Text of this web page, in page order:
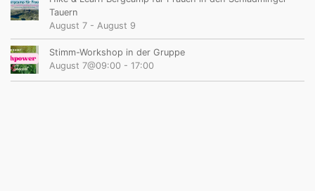
Tauern
August 7 - August 9
Stimm-Workshop in der Gruppe
August 7@09:00 - 17:00